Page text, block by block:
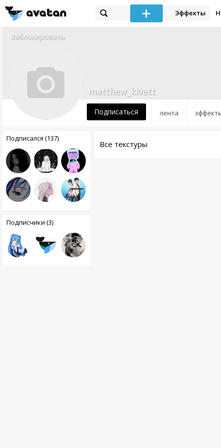
Эффекты
Заблокировать
лента
matthew_kivett
Подписаться
Подписался (137)
Подписчики (3)
Все текстуры